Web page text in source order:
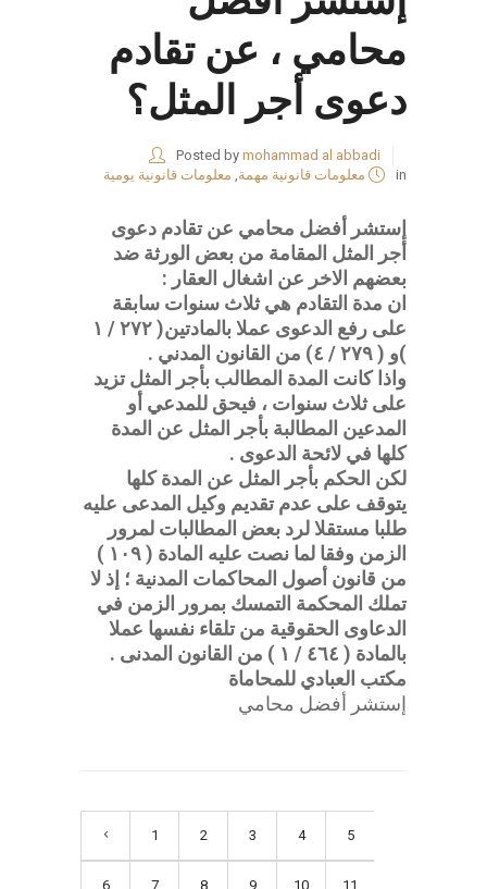
محامي ، عن تقادم
دعوى أجر المثل؟
Posted by mohammad al abbadi
in
معلومات قانونية مهمة, معلومات قانونية يومية
إستشر أفضل محامي عن تقادم دعوى
أجر المثل المقامة من بعض الورثة ضد
بعضهم الاخر عن اشغال العقار :
ان مدة التقادم هي ثلاث سنوات سابقة
على رفع الدعوى عملا بالمادتين( ٢٧٢ / ١
)و ( ٢٧٩ / ٤) من القانون المدني .
واذا كانت المدة المطالب بأجر المثل تزيد
على ثلاث سنوات ، فيحق للمدعي أو
المدعين المطالبة بأجر المثل عن المدة
كلها في لائحة الدعوى .
لكن الحكم بأجر المثل عن المدة كلها
يتوقف على عدم تقديم وكيل المدعى عليه
طلبا مستقلا لرد بعض المطالبات لمرور
الزمن وفقا لما نصت عليه المادة ( ١٠٩ )
من قانون أصول المحاكمات المدنية ؛ إذ لا
تملك المحكمة التمسك بمرور الزمن في
الدعاوى الحقوقية من تلقاء نفسها عملا
بالمادة ( ٤٦٤ / ١ ) من القانون المدنى .
مكتب العبادي للمحاماة
إستشر أفضل محامي
1 2 3 4 5
6 7 8 9 10 11